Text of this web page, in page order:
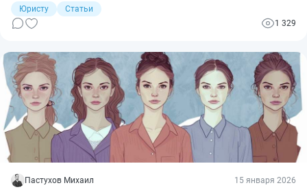
бесплатно за две недели, подав всего два документа. Главное
— убедиться заранее, что организация отвечает всем
требованиям закона. Рассмотрим полный перечень
Юристу
Статьи
1 329
Пастухов Михаил 15 января 2026